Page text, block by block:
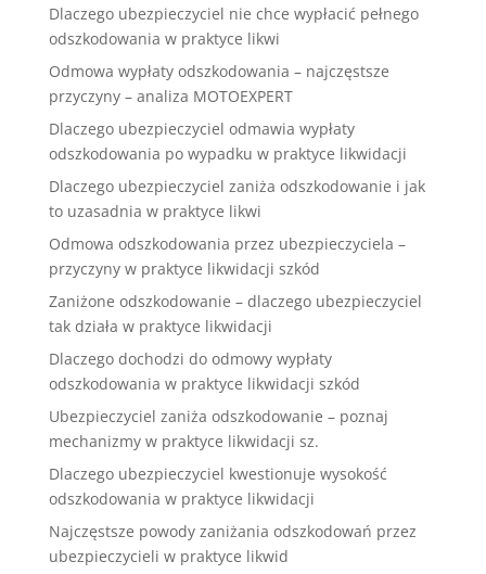
Dlaczego ubezpieczyciel nie chce wypłacić pełnego
odszkodowania w praktyce likwi
Odmowa wypłaty odszkodowania – najczęstsze
przyczyny – analiza MOTOEXPERT
Dlaczego ubezpieczyciel odmawia wypłaty
odszkodowania po wypadku w praktyce likwidacji
Dlaczego ubezpieczyciel zaniża odszkodowanie i jak
to uzasadnia w praktyce likwi
Odmowa odszkodowania przez ubezpieczyciela –
przyczyny w praktyce likwidacji szkód
Zaniżone odszkodowanie – dlaczego ubezpieczyciel
tak działa w praktyce likwidacji
Dlaczego dochodzi do odmowy wypłaty
odszkodowania w praktyce likwidacji szkód
Ubezpieczyciel zaniża odszkodowanie – poznaj
mechanizmy w praktyce likwidacji sz.
Dlaczego ubezpieczyciel kwestionuje wysokość
odszkodowania w praktyce likwidacji
Najczęstsze powody zaniżania odszkodowań przez
ubezpieczycieli w praktyce likwid